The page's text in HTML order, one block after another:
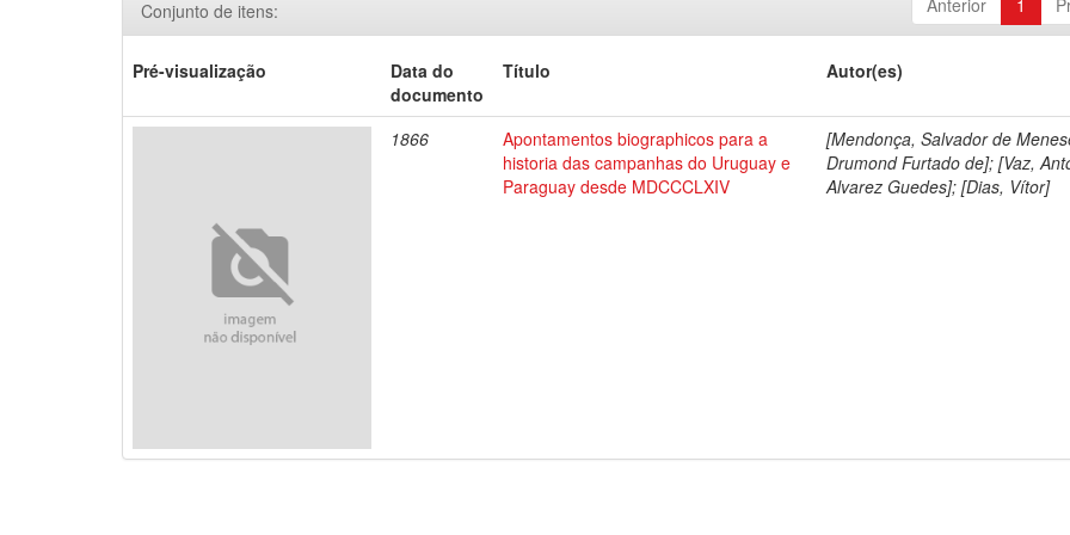
Anterior 1
Conjunto de itens:
Pré-visualização
Data do
documento
Título Autor(es)
1866
Apontamentos biographicos para a
historia das campanhas do Uruguay e
Paraguay desde MDCCCLXIV
[Mendonça, Salvador de
Drumond Furtado de]; [Vaz,
Alvarez Guedes]; [Dias, Vítor]